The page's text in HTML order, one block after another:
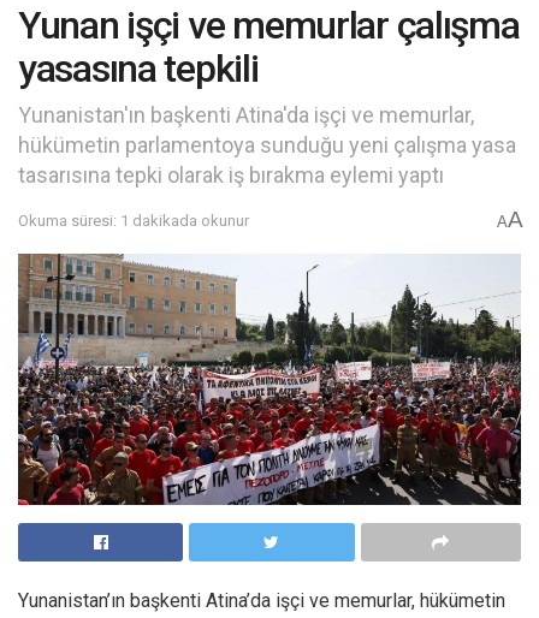
Yunan işçi ve memurlar çalışma
yasasına tepkili
Yunanistan'ın başkenti Atina'da işçi ve memurlar,
hükümetin parlamentoya sunduğu yeni çalışma yasa
tasarısına tepki olarak iş bırakma eylemi yaptı
Okuma süresi: 1 dakikada okunur AA
Yunanistan’ın başkenti Atina’da işçi ve memurlar, hükümetin